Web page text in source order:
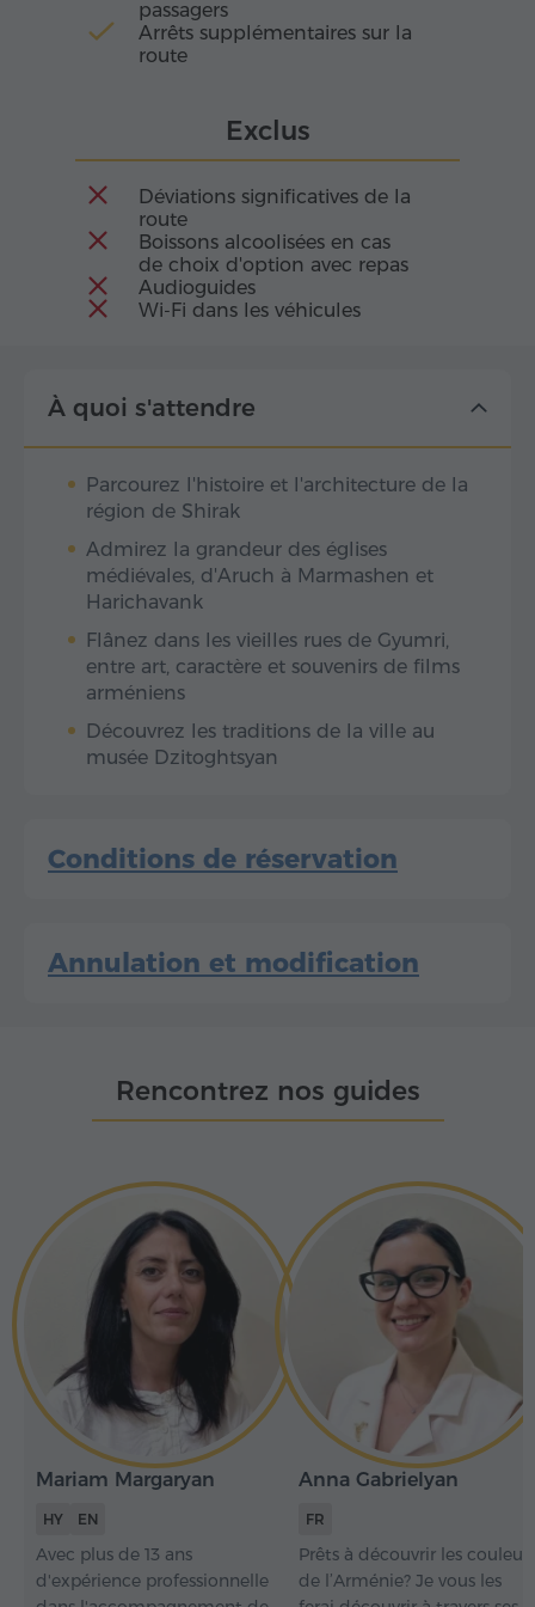
passagers
Arrêts supplémentaires sur la
route
Exclus
Déviations significatives de la
route
Boissons alcoolisées en cas
de choix d'option avec repas
Audioguides
Wi-Fi dans les véhicules
À quoi s'attendre
Parcourez l'histoire et l'architecture de la
région de Shirak
Admirez la grandeur des églises
médiévales, d'Aruch à Marmashen et
Harichavank
Flânez dans les vieilles rues de Gyumri,
entre art, caractère et souvenirs de films
arméniens
Découvrez les traditions de la ville au
musée Dzitoghtsyan
Conditions de réservation
Annulation et modification
Rencontrez nos guides
Mariam Margaryan
HY EN
Avec plus de 13 ans
d'expérience professionnelle
Anna Gabrielyan
FR
Prêts à découvrir les couleurs
de l’Arménie? Je vous les